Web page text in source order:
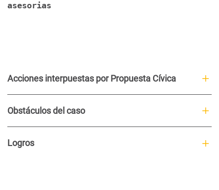
asesorias
Acciones interpuestas por Propuesta Cívica
Obstáculos del caso
Logros